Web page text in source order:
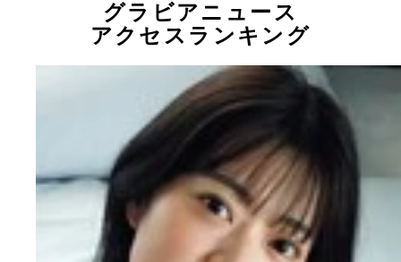
グラビアニュース
アクセスランキング